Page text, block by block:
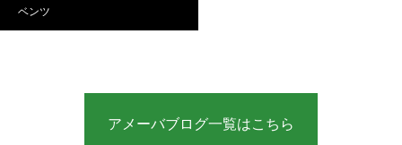
ベンツ
アメーバブログ一覧はこちら